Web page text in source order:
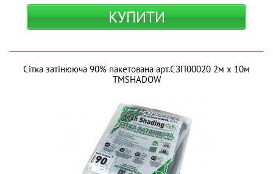
КУПИТИ
Сітка затінююча 90% пакетована арт.СЗП00020 2м х 10м
ТМSHADOW